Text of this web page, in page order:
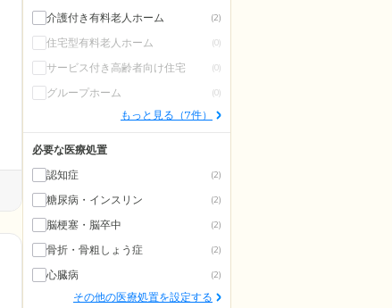
介護付き有料老人ホーム
(2)
住宅型有料老人ホーム (0)
サービス付き高齢者向け住宅 (0)
グループホーム (0)
もっと見る（7件）
必要な医療処置
認知症
(2)
糖尿病・インスリン (2)
脳梗塞・脳卒中 (2)
骨折・骨粗しょう症 (2)
心臓病 (2)
その他の医療処置を設定する